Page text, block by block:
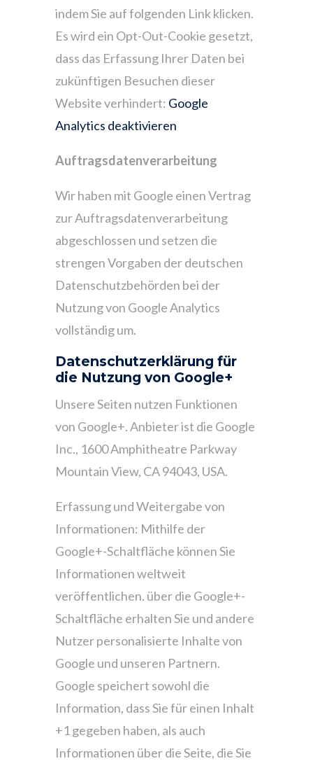
indem Sie auf folgenden Link klicken.
Es wird ein Opt-Out-Cookie gesetzt,
dass das Erfassung Ihrer Daten bei
zukünftigen Besuchen dieser
Website verhindert: Google
Analytics deaktivieren
Auftragsdatenverarbeitung
Wir haben mit Google einen Vertrag
zur Auftragsdatenverarbeitung
abgeschlossen und setzen die
strengen Vorgaben der deutschen
Datenschutzbehörden bei der
Nutzung von Google Analytics
vollständig um.
Datenschutzerklärung für
die Nutzung von Google+
Unsere Seiten nutzen Funktionen
von Google+. Anbieter ist die Google
Inc., 1600 Amphitheatre Parkway
Mountain View, CA 94043, USA.
Erfassung und Weitergabe von
Informationen: Mithilfe der
Google+-Schaltfläche können Sie
Informationen weltweit
veröffentlichen. über die Google+-
Schaltfläche erhalten Sie und andere
Nutzer personalisierte Inhalte von
Google und unseren Partnern.
Google speichert sowohl die
Information, dass Sie für einen Inhalt
+1 gegeben haben, als auch
Informationen über die Seite, die Sie